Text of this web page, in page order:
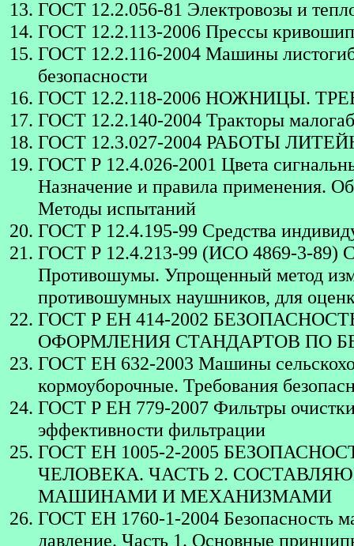
ГОСТ 12.2.056-81 Электровозы и
ГОСТ 12.2.113-2006 Прессы
ГОСТ 12.2.116-2004 Машины
безопасности
ГОСТ 12.2.118-2006 НОЖНИЦЫ.
ГОСТ 12.2.140-2004 Тракторы
ГОСТ 12.3.027-2004 РАБОТЫ
ГОСТ Р 12.4.026-2001 Цвета
Назначение и правила применения.
Методы испытаний
ГОСТ Р 12.4.195-99 Средства
ГОСТ Р 12.4.213-99 (ИСО 4869-3-89)
Противошумы. Упрощенный метод
противошумных наушников, для
ГОСТ Р ЕН 414-2002
ОФОРМЛЕНИЯ СТАНДАРТОВ ПО
ГОСТ ЕН 632-2003 Машины
кормоуборочные. Требования
ГОСТ Р ЕН 779-2007 Фильтры очистки
эффективности фильтрации
ГОСТ ЕН 1005-2-2005
ЧЕЛОВЕКА. ЧАСТЬ 2.
МАШИНАМИ И МЕХАНИЗМАМИ
ГОСТ ЕН 1760-1-2004 Безопасность
давление. Часть 1. Основные